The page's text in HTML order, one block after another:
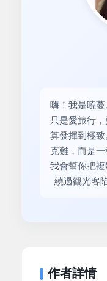
嗨！我是曉
只是愛旅行
算發揮到極
克難，而是
我會幫你把
繞過觀光客
作者詳情